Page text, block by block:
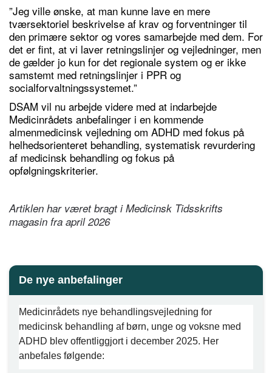
”Jeg ville ønske, at man kunne lave en mere
tværsektoriel beskrivelse af krav og forventninger til
den primære sektor og vores samarbejde med dem. For
det er fint, at vi laver retningslinjer og vejledninger, men
de gælder jo kun for det regionale system og er ikke
samstemt med retningslinjer i PPR og
socialforvaltningssystemet.”
DSAM vil nu arbejde videre med at indarbejde
Medicinrådets anbefalinger i en kommende
almenmedicinsk vejledning om ADHD med fokus på
helhedsorienteret behandling, systematisk revurdering
af medicinsk behandling og fokus på
opfølgningskriterier.
Artiklen har været bragt i Medicinsk Tidsskrifts
magasin fra april 2026
De nye anbefalinger
Medicinrådets nye behandlingsvejledning for
medicinsk behandling af børn, unge og voksne med
ADHD blev offentliggjort i december 2025. Her
anbefales følgende: